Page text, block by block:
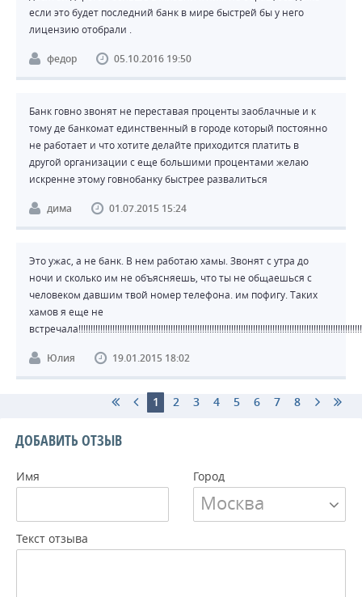
если это будет последний банк в мире быстрей бы у него
лицензию отобрали .
федор 05.10.2016 19:50
Банк говно звонят не переставая проценты заоблачные и к
тому де банкомат единственный в городе который постоянно
не работает и что хотите делайте приходится платить в
другой организации с еще большими процентами желаю
искренне этому говнобанку быстрее развалиться
дима 01.07.2015 15:24
Это ужас, а не банк. В нем работаю хамы. Звонят с утра до
ночи и сколько им не объясняешь, что ты не общаешься с
человеком давшим твой номер телефона. им пофигу. Таких
хамов я еще не
Юлия 19.01.2015 18:02
1 2 3 4 5 6 7 8
ДОБАВИТЬ ОТЗЫВ
Имя Город
Москва
Текст отзыва